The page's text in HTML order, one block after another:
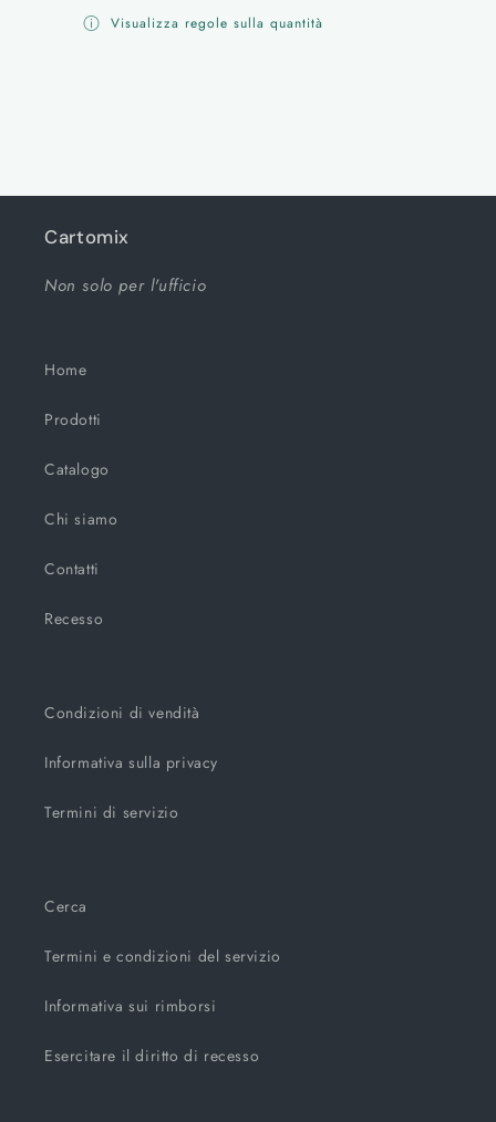
per
per
Visualizza regole sulla quantità
Cartomix
Non solo per l'ufficio
Home
Prodotti
Catalogo
Chi siamo
Contatti
Recesso
Condizioni di vendità
Informativa sulla privacy
Termini di servizio
Cerca
Termini e condizioni del servizio
Informativa sui rimborsi
Esercitare il diritto di recesso